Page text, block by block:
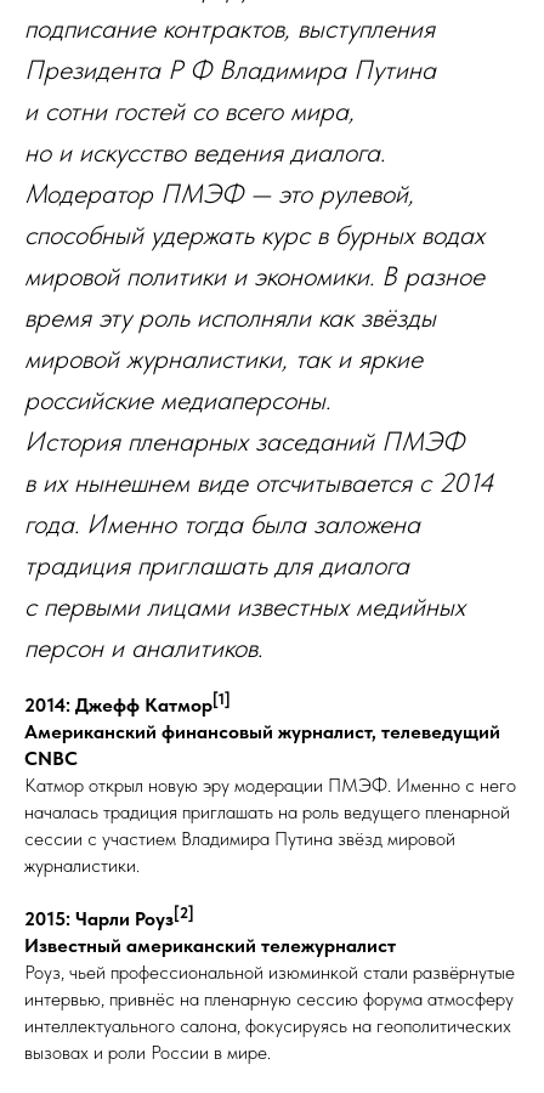
подписание контрактов, выступления
Президента Р Ф Владимира Путина
и сотни гостей со всего мира,
но и искусство ведения диалога.
Модератор ПМЭФ — это рулевой,
способный удержать курс в бурных водах
мировой политики и экономики. В разное
время эту роль исполняли как звёзды
мировой журналистики, так и яркие
российские медиаперсоны.
История пленарных заседаний ПМЭФ
в их нынешнем виде отсчитывается с 2014
года. Именно тогда была заложена
традиция приглашать для диалога
с первыми лицами известных медийных
персон и аналитиков.
2014: Джефф Катмор[1]
Американский финансовый журналист, телеведущий
CNBC
Катмор открыл новую эру модерации ПМЭФ. Именно с него
началась традиция приглашать на роль ведущего пленарной
сессии с участием Владимира Путина звёзд мировой
журналистики.
2015: Чарли Роуз[2]
Известный американский тележурналист
Роуз, чьей профессиональной изюминкой стали развёрнутые
интервью, привнёс на пленарную сессию форума атмосферу
интеллектуального салона, фокусируясь на геополитических
вызовах и роли России в мире.